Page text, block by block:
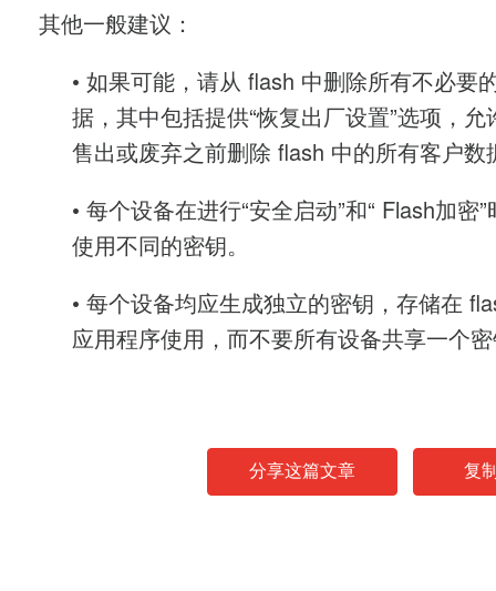
其他一般建议：
• 如果可能，请从 flash 中删除所有不必要
据，其中包括提供“恢复出厂设置”选项，允
售出或废弃之前删除 flash 中的所有客户数
• 每个设备在进行“安全启动”和“ Flash加密
使用不同的密钥。
• 每个设备均应生成独立的密钥，存储在
应用程序使用，而不要所有设备共享一个
分享这篇文章 复